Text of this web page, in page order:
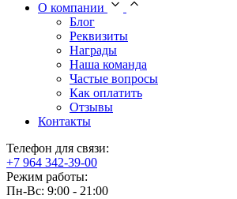
О компании
Блог
Реквизиты
Награды
Наша команда
Частые вопросы
Как оплатить
Отзывы
Контакты
Телефон для связи:
+7 964 342-39-00
Режим работы:
Пн-Вс: 9:00 - 21:00